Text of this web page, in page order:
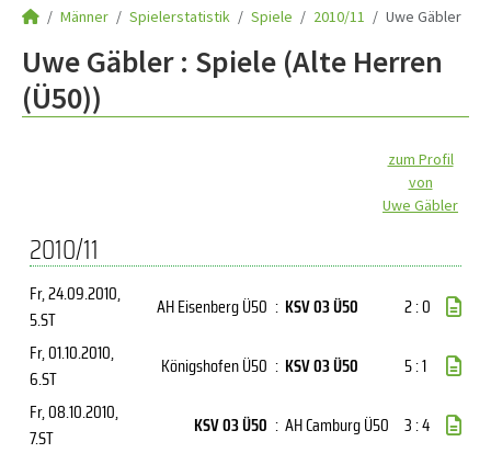
Männer Spielerstatistik Spiele 2010/11 Uwe Gäbler
Uwe Gäbler : Spiele (Alte Herren
(Ü50))
zum Profil
von
Uwe Gäbler
2010/11
Fr, 24.09.2010,
5.ST
AH Eisenberg Ü50 : KSV 03 Ü50
2 : 0
Fr, 01.10.2010,
6.ST
Königshofen Ü50 : KSV 03 Ü50
5 : 1
Fr, 08.10.2010,
7.ST
KSV 03 Ü50 : AH Camburg Ü50 3 : 4